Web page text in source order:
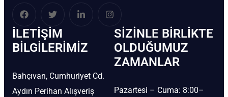
İLETIŞIM
BİLGILERIMIZ
Bahçıvan, Cumhuriyet Cd.
Aydın Perihan Alışveriş
SIZINLE BIRLIKTE
OLDUĞUMUZ
ZAMANLAR
Pazartesi – Cuma: 8:00–